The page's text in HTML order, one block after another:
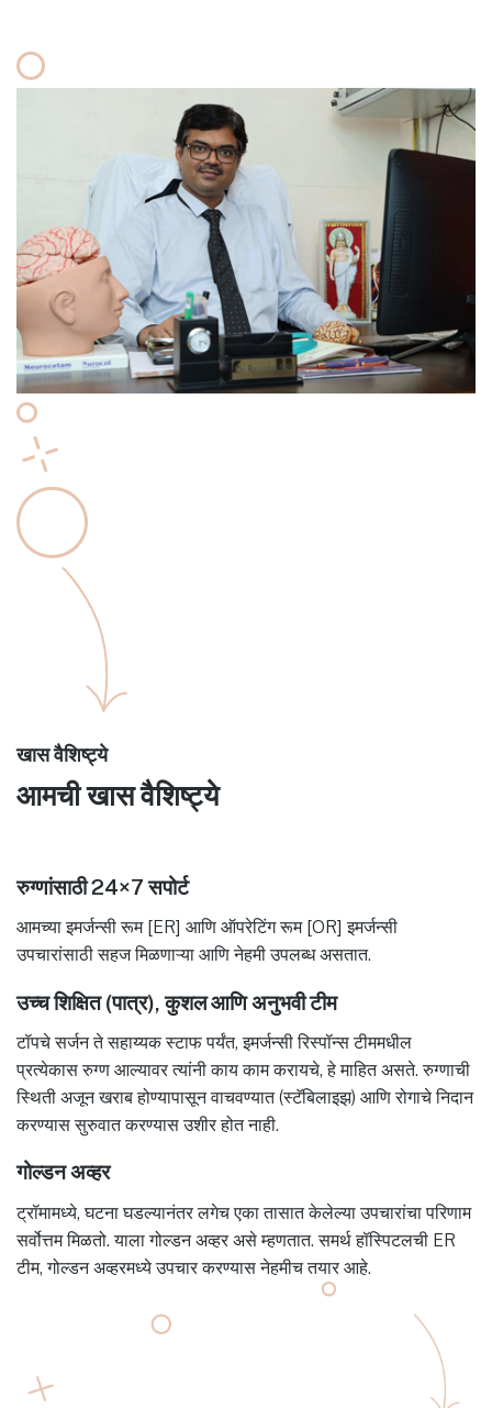
खास वैशिष्ट्ये
आमची खास वैशिष्ट्ये
रुग्णांसाठी 24×7 सपोर्ट
आमच्या इमर्जन्सी रूम [ER] आणि ऑपरेटिंग रूम [OR] इमर्जन्सी
उपचारांसाठी सहज मिळणाऱ्या आणि नेहमी उपलब्ध असतात.
उच्च शिक्षित (पात्र), कुशल आणि अनुभवी टीम
टॉपचे सर्जन ते सहाय्यक स्टाफ पर्यंत, इमर्जन्सी रिस्पॉन्स टीममधील
प्रत्येकास रुग्ण आल्यावर त्यांनी काय काम करायचे, हे माहित असते. रुग्णाची
स्थिती अजून खराब होण्यापासून वाचवण्यात (स्टॅबिलाइझ) आणि रोगाचे निदान
करण्यास सुरुवात करण्यास उशीर होत नाही.
गोल्डन अव्हर
ट्रॉमामध्ये, घटना घडल्यानंतर लगेच एका तासात केलेल्या उपचारांचा परिणाम
सर्वोत्तम मिळतो. याला गोल्डन अव्हर असे म्हणतात. समर्थ हॉस्पिटलची ER
टीम, गोल्डन अव्हरमध्ये उपचार करण्यास नेहमीच तयार आहे.